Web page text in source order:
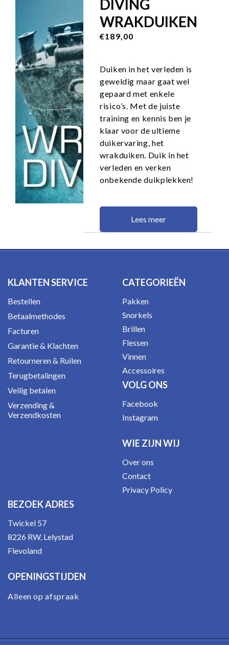
DIVING
WRAKDUIKEN
€189,00
Duiken in het verleden is
geweldig maar gaat wel
gepaard met enkele
risico’s. Met de juiste
training en kennis ben je
klaar voor de ultieme
duikervaring, het
wrakduiken. Duik in het
verleden en verken
onbekende duikplekken!
Lees meer
KLANTEN SERVICE
Bestellen
Betaalmethodes
Facturen
Garantie & Klachten
Retourneren & Ruilen
Terugbetalingen
Veilig betalen
Verzending &
Verzendkosten
CATEGORIEËN
Pakken
Snorkels
Brillen
Flessen
Vinnen
Accessoires
VOLG ONS
Facebook
Instagram
WIE ZIJN WIJ
Over ons
Contact
Privacy Policy
BEZOEK ADRES
Twickel 57
8226 RW, Lelystad
Flevoland
OPENINGSTIJDEN
Alleen op afspraak